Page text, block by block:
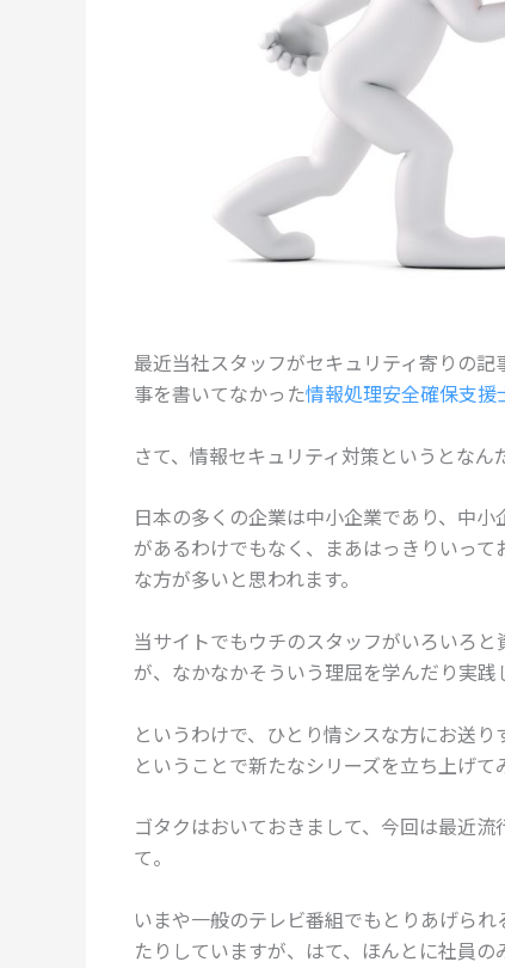
最近当社スタッフがセキュリティ寄りの
事を書いてなかった情報処理安全確保支援
さて、情報セキュリティ対策というとなん
日本の多くの企業は中小企業であり、中
があるわけでもなく、まあはっきりいって
な方が多いと思われます。
当サイトでもウチのスタッフがいろいろ
が、なかなかそういう理屈を学んだり実
というわけで、ひとり情シスな方にお送
ということで新たなシリーズを立ち上げて
ゴタクはおいておきまして、今回は最近
て。
いまや一般のテレビ番組でもとりあげら
たりしていますが、はて、ほんとに社員